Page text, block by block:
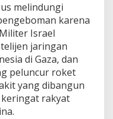
melindungi
karena
Israel
jaringan
di Gaza, dan
peluncur roket
yang dibangun
rakyat